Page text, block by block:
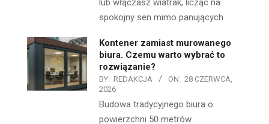
spokojny sen mimo panujących
Kontener zamiast murowanego
biura. Czemu warto wybrać to
rozwiązanie?
BY: REDAKCJA ON: 28 CZERWCA,
2026
Budowa tradycyjnego biura o
powierzchni 50 metrów